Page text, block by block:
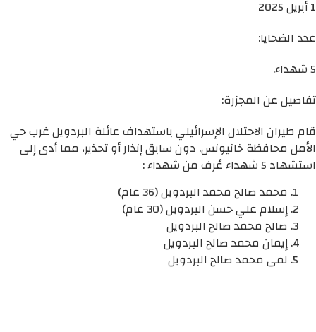
1 أبريل 2025
عدد الضحايا:
5 شهداء.
تفاصيل عن المجزرة:
قام طيران الاحتلال الإسرائيلي باستهداف عائلة البردويل غرب حي
الأمل محافظة خانيونس. دون سابق إنذار أو تحذير، مما أدى إلى
استشهاد 5 شهداء عُرف من شهداء :
محمد صالح محمد البردويل (36 عام)
إسلام علي حسن البردويل (30 عام)
صالح محمد صالح البردويل
إيمان محمد صالح البردويل
لمى محمد صالح البردويل